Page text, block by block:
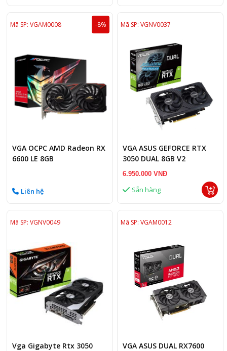
Mã SP: VGAM0008 -8%
VGA OCPC AMD Radeon RX
6600 LE 8GB
Liên hệ
Mã SP: VGNV0037
VGA ASUS GEFORCE RTX
3050 DUAL 8GB V2
6.950.000 VNĐ
Sẵn hàng
Mã SP: VGNV0049
Vga Gigabyte Rtx 3050
Mã SP: VGAM0012
VGA ASUS DUAL RX7600